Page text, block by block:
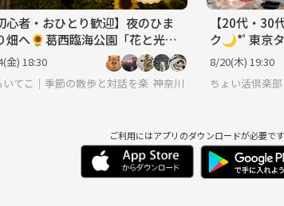
心者・おひとり歓迎】夜のひま
畑へ🌻葛西臨海公園「花と光の
ブメント」マジックアワー散歩
金) 18:30
いてこ｜季節の散歩と対話を楽しむ会
神奈川
【20代・30
ク🌙*ﾟ東京
を食べなが
8/20(木) 19:30
ちょい活倶楽
ご利用にはアプリのダウンロードが必要です